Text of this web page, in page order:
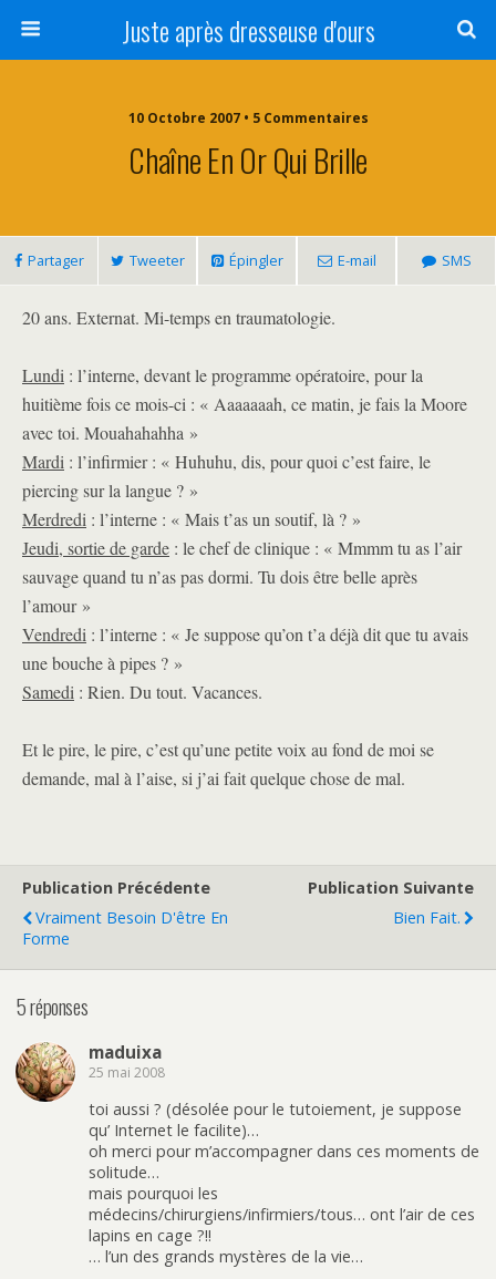
Juste après dresseuse d'ours
10 Octobre 2007 • 5 Commentaires
Chaîne En Or Qui Brille
Partager Tweeter Épingler E-mail SMS
20 ans. Externat. Mi-temps en traumatologie.
Lundi : l’interne, devant le programme opératoire, pour la
huitième fois ce mois-ci : « Aaaaaaah, ce matin, je fais la Moore
avec toi. Mouahahahha »
Mardi : l’infirmier : « Huhuhu, dis, pour quoi c’est faire, le
piercing sur la langue ? »
Merdredi : l’interne : « Mais t’as un soutif, là ? »
Jeudi, sortie de garde : le chef de clinique : « Mmmm tu as l’air
sauvage quand tu n’as pas dormi. Tu dois être belle après
l’amour »
Vendredi : l’interne : « Je suppose qu’on t’a déjà dit que tu avais
une bouche à pipes ? »
Samedi : Rien. Du tout. Vacances.
Et le pire, le pire, c’est qu’une petite voix au fond de moi se
demande, mal à l’aise, si j’ai fait quelque chose de mal.
Publication Précédente
Vraiment Besoin D'être En
Forme
Publication Suivante
Bien Fait.
5 réponses
maduixa
25 mai 2008
toi aussi ? (désolée pour le tutoiement, je suppose
qu’ Internet le facilite)…
oh merci pour m’accompagner dans ces moments de
solitude…
mais pourquoi les
médecins/chirurgiens/infirmiers/tous… ont l’air de ces
lapins en cage ?!!
… l’un des grands mystères de la vie…